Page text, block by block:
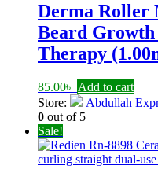
Derma Roller
Beard
Therapy
85.00৳ Add to cart
Store:
Abdullah
0 out of 5
Sale!